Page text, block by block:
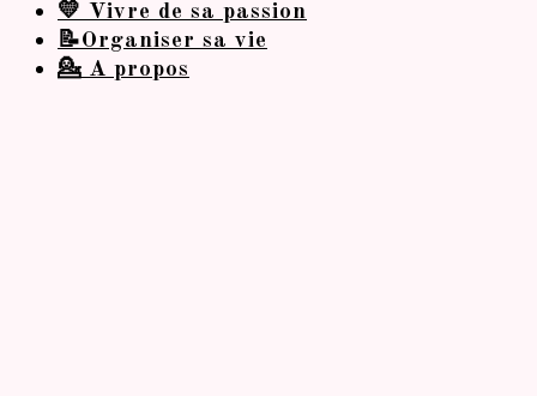
💛 Vivre de sa passion
📝Organiser sa vie
💁 A propos